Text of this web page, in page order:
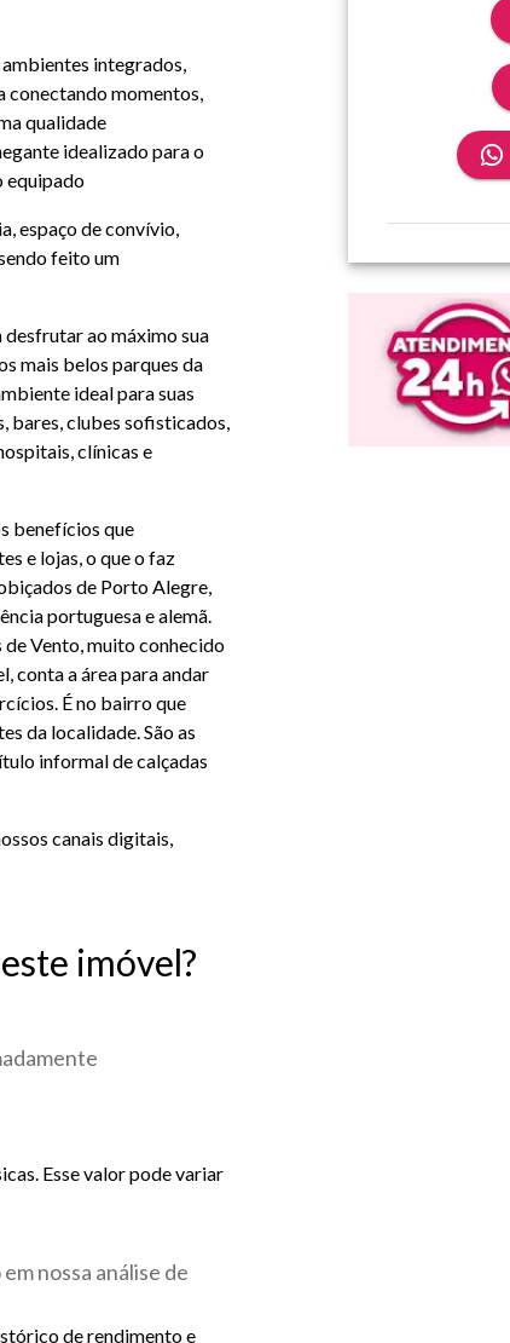
integrados,
conectando momentos,
qualidade
idealizado para o
equipado
espaço de convívio,
feito um
ao máximo sua
mais belos parques da
ideal para suas
bares, clubes sofisticados,
clínicas e
benefícios que
e lojas, o que o faz
de Porto Alegre,
portuguesa e alemã.
Vento, muito conhecido
conta a área para andar
É no bairro que
da localidade. São as
informal de calçadas
canais digitais,
imóvel?
Esse valor pode variar
nossa análise de
de rendimento e